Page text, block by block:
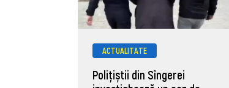
ACTUALITATE
Polițiștii din Sîngerei